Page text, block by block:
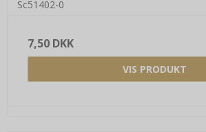
Sc51402-0
7,50 DKK
VIS PRODUKT